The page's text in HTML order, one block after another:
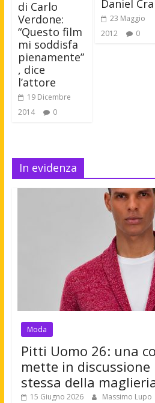
di Carlo
Verdone:
“Questo film
mi soddisfa
pienamente”
, dice
l’attore
19 Dicembre
2014
0
Daniel
23 Maggio
2012
0
In evidenza
Moda
Pitti Uomo 26: una
mette in discussione
stessa della
15 Giugno 2026 Massimo Lupo